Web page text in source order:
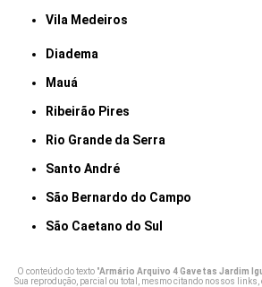
Vila Medeiros
Diadema
Mauá
Ribeirão Pires
Rio Grande da Serra
Santo André
São Bernardo do Campo
São Caetano do Sul
O conteúdo do texto "Armário Arquivo 4 Gavetas Jardim
Sua reprodução, parcial ou total, mesmo citando nossos